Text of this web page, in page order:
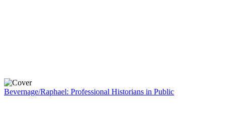
Bevernage/Raphael: Professional Historians in Public